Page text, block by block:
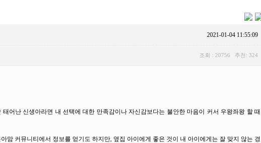
2021-01-04 11:55:09
조회 : 20756 추천: 324
어난 신생아라면 내 선택에 대한 만족감이나 자신감보다는 불안한 마음이 커서 우왕좌왕 할 때
맘 커뮤니티에서 정보를 얻기도 하지만, 옆집 아이에게 좋은 것이 내 아이에게는 잘 맞지 않는 경